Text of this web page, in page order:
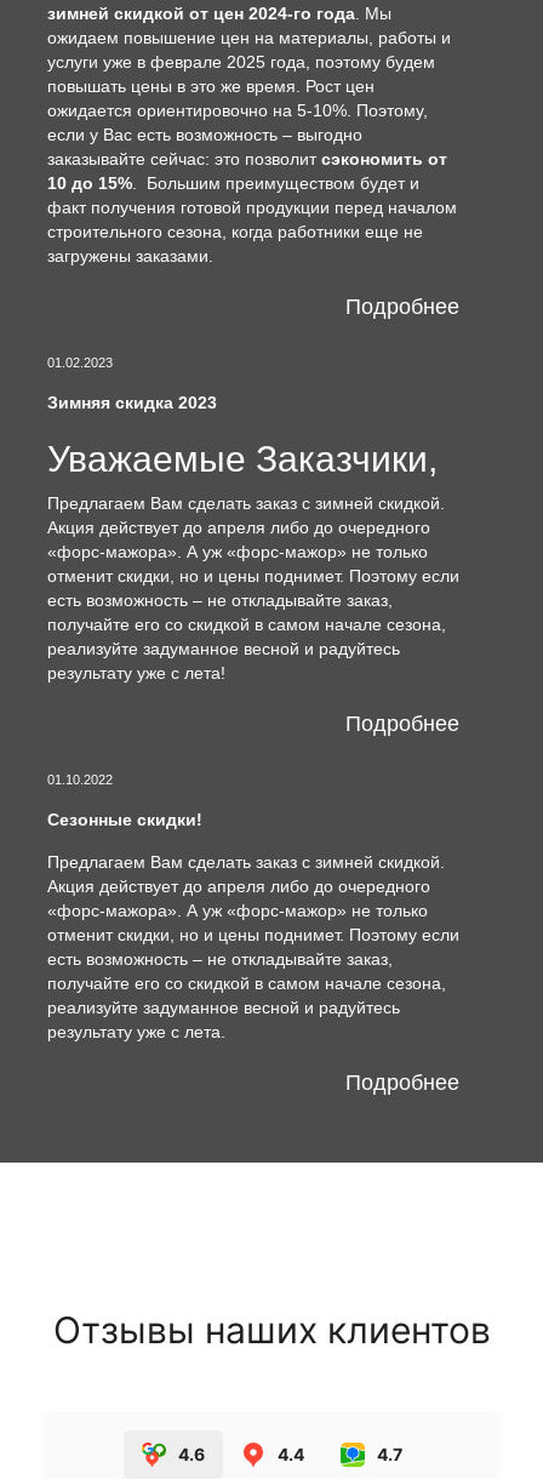
зимней скидкой от цен 2024-го года . Мы
ожидаем повышение цен на материалы, работы и
услуги уже в феврале 2025 года, поэтому будем
повышать цены в это же время. Рост цен
ожидается ориентировочно на 5-10%. Поэтому,
если у Вас есть возможность – выгодно
заказывайте сейчас: это позволитсэкономить от
10 до 15% . Большим преимуществом будет и
факт получения готовой продукции перед началом
строительного сезона, когда работники еще не
загружены заказами.
Подробнее
01.02.2023
Зимняя скидка 2023
Уважаемые Заказчики,
Предлагаем Вам сделать заказ с зимней скидкой.
Акция действует до апреля либо до очередного
«форс-мажора». А уж «форс-мажор» не только
отменит скидки, но и цены поднимет. Поэтому если
есть возможность – не откладывайте заказ,
получайте его со скидкой в самом начале сезона,
реализуйте задуманное весной и радуйтесь
результату уже с лета!
Подробнее
01.10.2022
Сезонные скидки!
Предлагаем Вам сделать заказ с зимней скидкой.
Акция действует до апреля либо до очередного
«форс-мажора». А уж «форс-мажор» не только
отменит скидки, но и цены поднимет. Поэтому если
есть возможность – не откладывайте заказ,
получайте его со скидкой в самом начале сезона,
реализуйте задуманное весной и радуйтесь
результату уже с лета.
Подробнее
Отзывы наших клиентов
4.6 4.4 4.7